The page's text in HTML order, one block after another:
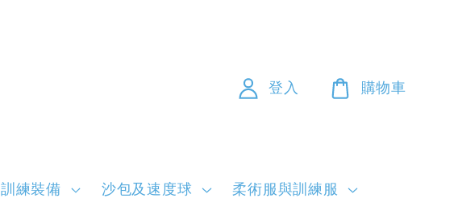
訓練裝備 沙包及速度球 柔術服與訓練服
登入 購物車